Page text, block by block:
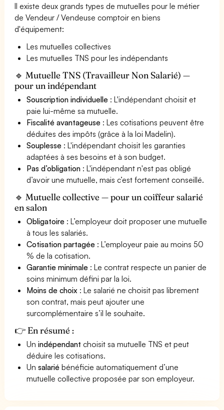
Il existe deux grands types de mutuelles pour le métier
de Vendeur / Vendeuse comptoir en biens
d'équipement:
Les mutuelles collectives
Les mutuelles TNS pour les indépendants
🔹 Mutuelle TNS (Travailleur Non Salarié) —
pour un indépendant
Souscription individuelle : L'indépendant choisit et
paie lui-même sa mutuelle.
Fiscalité avantageuse : Les cotisations peuvent être
déduites des impôts (grâce à la loi Madelin).
Souplesse : L'indépendant choisit les garanties
adaptées à ses besoins et à son budget.
Pas d’obligation : L'indépendant n'est pas obligé
d’avoir une mutuelle, mais c’est fortement conseillé.
🔹 Mutuelle collective — pour un coiffeur salarié
en salon
Obligatoire : L’employeur doit proposer une mutuelle
à tous les salariés.
Cotisation partagée : L’employeur paie au moins 50
% de la cotisation.
Garantie minimale : Le contrat respecte un panier de
soins minimum défini par la loi.
Moins de choix : Le salarié ne choisit pas librement
son contrat, mais peut ajouter une
surcomplémentaire s’il le souhaite.
👉 En résumé :
Unindépendant choisit sa mutuelle TNS et peut
déduire les cotisations.
Unsalarié bénéficie automatiquement d’une
mutuelle collective proposée par son employeur.